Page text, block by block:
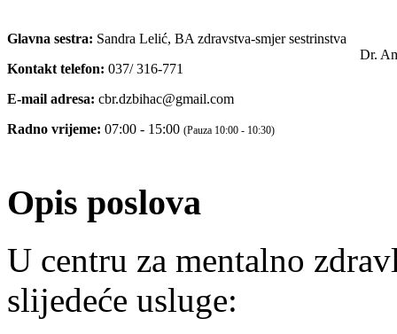
Glavna sestra: Sandra Lelić, BA zdravstva-smjer sestrinstva
Kontakt telefon: 037/ 316-771
E-mail adresa: cbr.dzbihac@gmail.com
Radno vrijeme: 07:00 - 15:00 (Pauza 10:00 - 10:30)
Dr.
Opis poslova
U centru za mentalno
slijedeće usluge: